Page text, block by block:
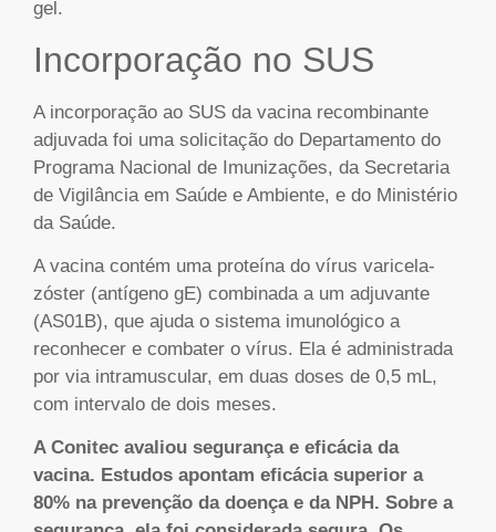
gel.
Incorporação no SUS
A incorporação ao SUS da vacina recombinante
adjuvada foi uma solicitação do Departamento do
Programa Nacional de Imunizações, da Secretaria
de Vigilância em Saúde e Ambiente, e do Ministério
da Saúde.
A vacina contém uma proteína do vírus varicela-
zóster (antígeno gE) combinada a um adjuvante
(AS01B), que ajuda o sistema imunológico a
reconhecer e combater o vírus. Ela é administrada
por via intramuscular, em duas doses de 0,5 mL,
com intervalo de dois meses.
A Conitec avaliou segurança e eficácia da
vacina. Estudos apontam eficácia superior a
80% na prevenção da doença e da NPH. Sobre a